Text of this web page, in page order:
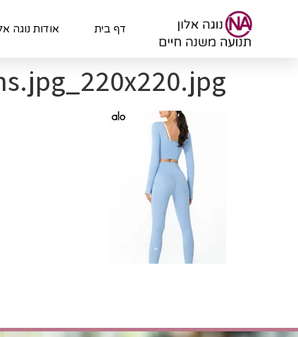
דף בית אודות נוגה